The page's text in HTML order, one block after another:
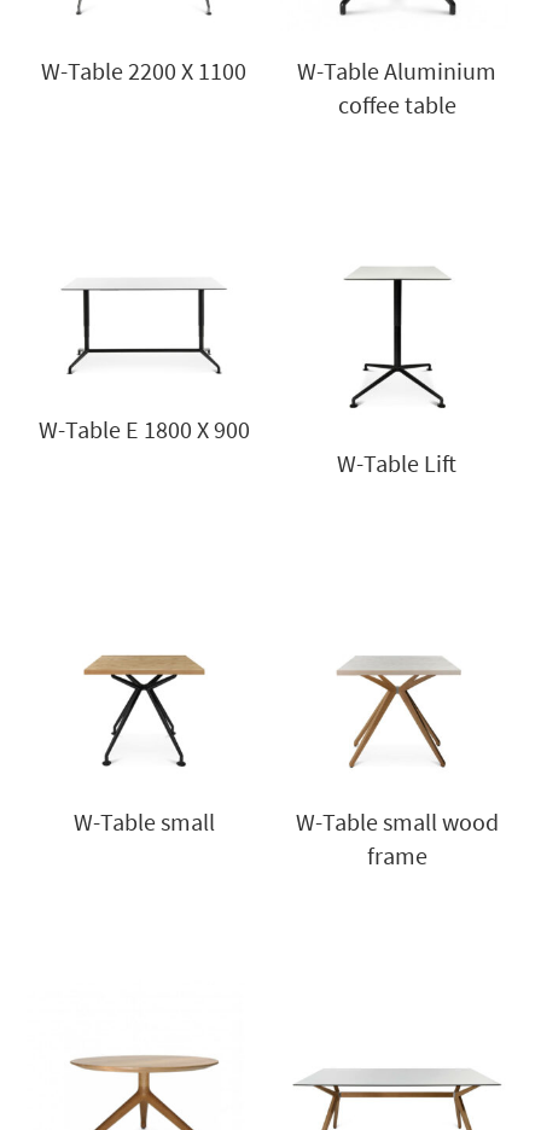
W-Table 2200 X 1100
W-Table Aluminium
coffee table
W-Table E 1800 X 900
W-Table Lift
W-Table small
W-Table small wood
frame